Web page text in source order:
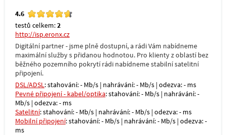
4.6
testů celkem:2
http://isp.eronx.cz
Digitální partner - jsme plně dostupní, a rádi Vám nabídneme
maximální služby s přidanou hodnotou. Pro klienty z oblastí bez
běžného pozemního pokrytí rádi nabídneme stabilní satelitní
připojení.
DSL/ADSL: stahování: - Mb/s | nahrávání: - Mb/s | odezva: - ms
Pevné připojení - kabel/optika: stahování: - Mb/s | nahrávání: -
Mb/s | odezva: - ms
Satelitní: stahování: - Mb/s | nahrávání: - Mb/s | odezva: - ms
Mobilní připojení: stahování: - Mb/s | nahrávání: - Mb/s | odezva: -
ms